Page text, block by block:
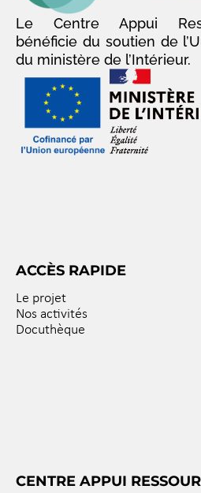
Le Centre Appui
bénéficie du soutien de
du ministère de l’Intérieur.
ACCÈS RAPIDE
Le projet
Nos activités
Docuthèque
CENTRE APPUI